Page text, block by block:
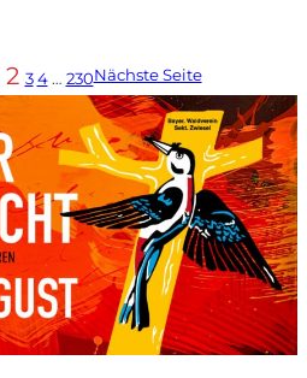
2 3 4 … 230Nächste Seite